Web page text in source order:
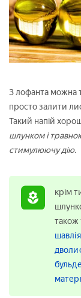
З лофанта можна
просто залити
Такий напій
шлунком і
стимулюючу дію.
крім
також